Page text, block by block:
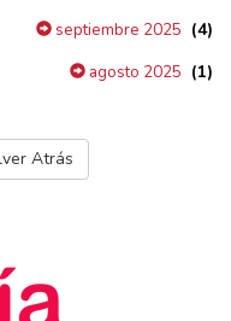
septiembre 2025 (4)
agosto 2025 (1)
Atrás